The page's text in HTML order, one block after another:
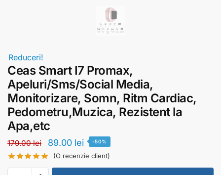
Reduceri!
Ceas Smart I7 Promax,
Apeluri/Sms/Social Media,
Monitorizare, Somn, Ritm Cardiac,
Pedometru,Muzica, Rezistent la
Apa,etc
179.00lei 89.00 lei -50%
(O recenzie client)